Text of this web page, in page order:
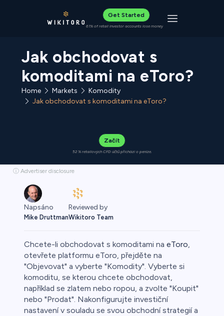
Get Started
61% of retail investor accounts lose money Toggle
Jak obchodovat s
komoditami na eToro?
Home Markets
Komodity
Jak obchodovat s komoditami na eToro?
Začít
52 % retailových CFD účtů přichází o peníze.
ⓘ Advertiser disclosure
Napsáno
Mike Druttman
Reviewed by
Wikitoro Team
Chcete-li obchodovat s komoditami na eToro,
otevřete platformu eToro, přejděte na
"Objevovat" a vyberte "Komodity". Vyberte si
komoditu, se kterou chcete obchodovat,
například se zlatem nebo ropou, a zvolte "Koupit"
nebo "Prodat". Nakonfigurujte investiční
nastavení v souladu se svou obchodní strategií a